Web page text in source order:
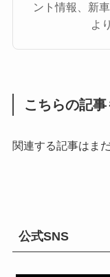
ント情報、新
よ
こちらの記
関連する記事はま
公式SNS